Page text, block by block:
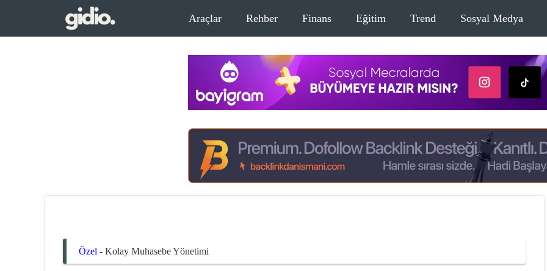
Araçlar Rehber Finans Eğitim Trend Sosyal Medya
Özel - Kolay Muhasebe Yönetimi